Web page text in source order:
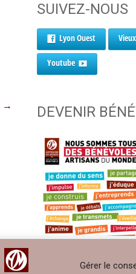
Gérer le
→
SUIVEZ-NOUS
Lyon Ouest
Youtube
DEVENIR